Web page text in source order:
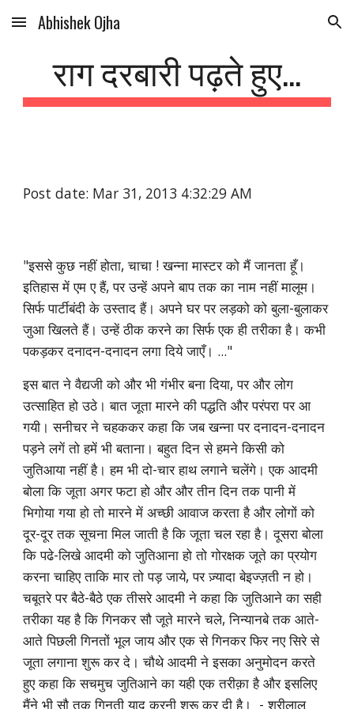
Skip to main content Skip to navigation
Abhishek Ojha
राग दरबारी पढ़ते हुए...
Post date: Mar 31, 2013 4:32:29 AM
"इससे कुछ नहीं होता, चाचा ! खन्ना मास्टर को मैं जानता हूँ।
इतिहास में एम ए हैं, पर उन्हें अपने बाप तक का नाम नहीं मालूम।
सिर्फ पार्टीबंदी के उस्ताद हैं। अपने घर पर लड़को को बुला-बुलाकर
जुआ खिलते हैं। उन्हें ठीक करने का सिर्फ एक ही तरीका है। कभी
पकड़कर दनादन-दनादन लगा दिये जाएँ। ..."
इस बात ने वैद्यजी को और भी गंभीर बना दिया, पर और लोग
उत्साहित हो उठे। बात जूता मारने की पद्धति और परंपरा पर आ
गयी। सनीचर ने चहककर कहा कि जब खन्ना पर दनादन-दनादन
पड़ने लगें तो हमें भी बताना। बहुत दिन से हमने किसी को
जुतिआया नहीं है। हम भी दो-चार हाथ लगाने चलेंगे। एक आदमी
बोला कि जूता अगर फटा हो और और तीन दिन तक पानी में
भिगोया गया हो तो मारने में अच्छी आवाज करता है और लोगों को
दूर-दूर तक सूचना मिल जाती है कि जूता चल रहा है। दूसरा बोला
कि पढे-लिखे आदमी को जुतिआना हो तो गोरक्षक जूते का प्रयोग
करना चाहिए ताकि मार तो पड़ जाये, पर ज़्यादा बेइज्ज़ती न हो।
चबूतरे पर बैठे-बैठे एक तीसरे आदमी ने कहा कि जुतिआने का सही
तरीका यह है कि गिनकर सौ जूते मारने चले, निन्यानबे तक आते-
आते पिछली गिनतों भूल जाय और एक से गिनकर फिर नए सिरे से
जूता लगाना शुरू कर दे। चौथे आदमी ने इसका अनुमोदन करते
हुए कहा कि सचमुच जुतिआने का यही एक तरीक़ा है और इसलिए
मैंने भी सौ तक गिनती याद करनी शुरू कर दी है।  - श्रीलाल